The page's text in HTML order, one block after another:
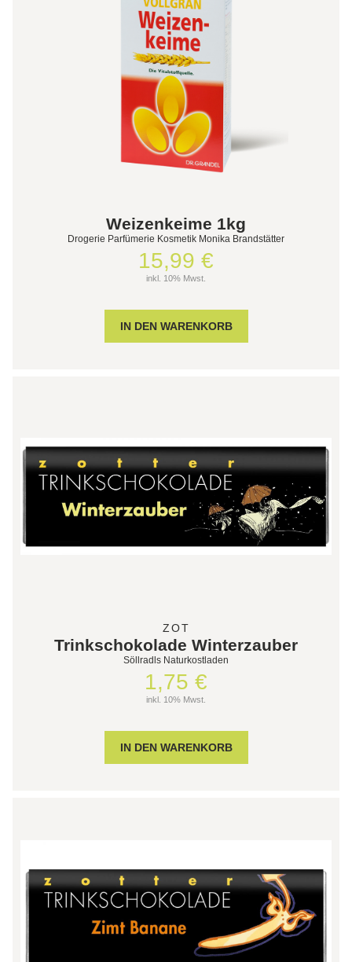
Weizenkeime 1kg
Drogerie Parfümerie Kosmetik Monika Brandstätter
15,99 €
inkl. 10% Mwst.
ZOT
Trinkschokolade Winterzauber
Söllradls Naturkostladen
1,75 €
inkl. 10% Mwst.